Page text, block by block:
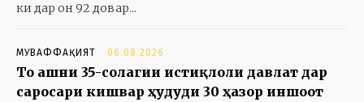
ки дар он 92 довар...
МУВАФФАҚИЯТ 06.08.2026
То ҷашни 35-солагии истиқлоли давлат дар
саросари кишвар ҳудуди 30 ҳазор иншоот